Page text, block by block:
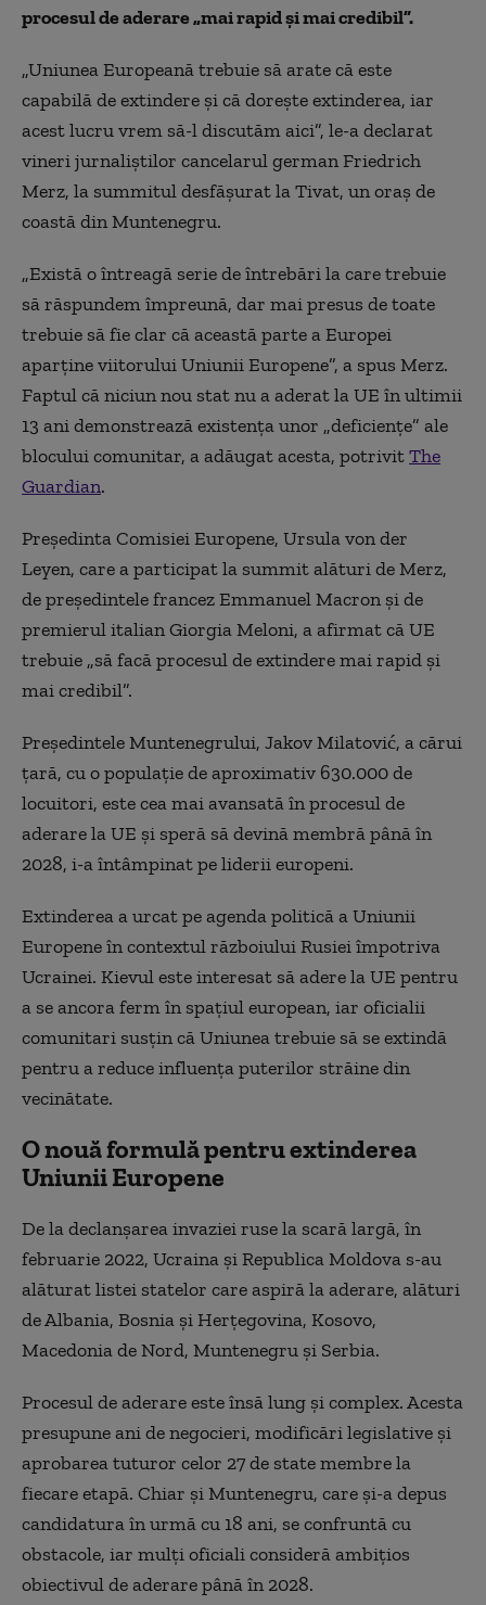
procesul de aderare „mai rapid și mai credibil”.
„Uniunea Europeană trebuie să arate că este
capabilă de extindere și că dorește extinderea, iar
acest lucru vrem să-l discutăm aici”, le-a declarat
vineri jurnaliștilor cancelarul german Friedrich
Merz, la summitul desfășurat la Tivat, un oraș de
coastă din Muntenegru.
„Există o întreagă serie de întrebări la care trebuie
să răspundem împreună, dar mai presus de toate
trebuie să fie clar că această parte a Europei
aparține viitorului Uniunii Europene”, a spus Merz.
Faptul că niciun nou stat nu a aderat la UE în ultimii
13 ani demonstrează existența unor „deficiențe” ale
blocului comunitar, a adăugat acesta, potrivitThe
Guardian.
Președinta Comisiei Europene, Ursula von der
Leyen, care a participat la summit alături de Merz,
de președintele francez Emmanuel Macron și de
premierul italian Giorgia Meloni, a afirmat că UE
trebuie „să facă procesul de extindere mai rapid și
mai credibil”.
Președintele Muntenegrului, Jakov Milatović, a cărui
țară, cu o populație de aproximativ 630.000 de
locuitori, este cea mai avansată în procesul de
aderare la UE și speră să devină membră până în
2028, i-a întâmpinat pe liderii europeni.
Extinderea a urcat pe agenda politică a Uniunii
Europene în contextul războiului Rusiei împotriva
Ucrainei. Kievul este interesat să adere la UE pentru
a se ancora ferm în spațiul european, iar oficialii
comunitari susțin că Uniunea trebuie să se extindă
pentru a reduce influența puterilor străine din
vecinătate.
O nouă formulă pentru extinderea
Uniunii Europene
De la declanșarea invaziei ruse la scară largă, în
februarie 2022, Ucraina și Republica Moldova s-au
alăturat listei statelor care aspiră la aderare, alături
de Albania, Bosnia și Herțegovina, Kosovo,
Macedonia de Nord, Muntenegru și Serbia.
Procesul de aderare este însă lung și complex. Acesta
presupune ani de negocieri, modificări legislative și
aprobarea tuturor celor 27 de state membre la
fiecare etapă. Chiar și Muntenegru, care și-a depus
candidatura în urmă cu 18 ani, se confruntă cu
obstacole, iar mulți oficiali consideră ambițios
obiectivul de aderare până în 2028.